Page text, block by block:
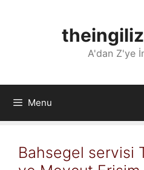
A'dan Z'ye
Menu
Bahsegel servisi